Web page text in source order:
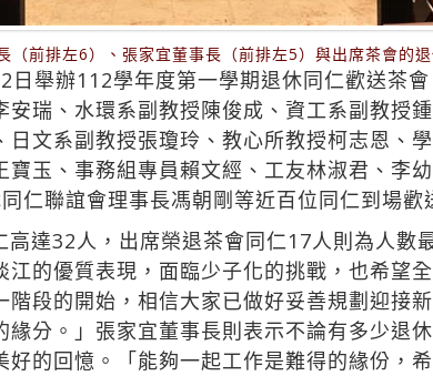
前排左6）、張家宜董事長（前排左5）與出席茶會的退
日舉辦112學年度第一學期退休同仁歡送茶
瑞、水環系副教授陳俊成、資工系副教授
文系副教授張瓊玲、教心所教授柯志恩、
玉、事務組專員賴文經、工友林淑君、李
仁聯誼會理事長馮朝剛等近百位同仁到場歡
達32人，出席榮退茶會同仁17人則為人數
的優質表現，面臨少子化的挑戰，也希望
段的開始，相信大家已做好妥善規劃迎接
分。」張家宜董事長則表示不論有多少退
的回憶。「能夠一起工作是難得的緣份，